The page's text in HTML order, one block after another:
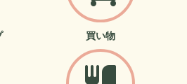
買い物